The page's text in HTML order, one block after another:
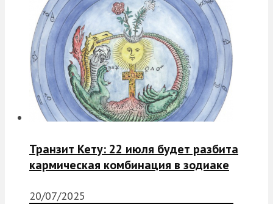
Транзит Кету: 22 июля будет разбита
кармическая комбинация в зодиаке
20/07/2025